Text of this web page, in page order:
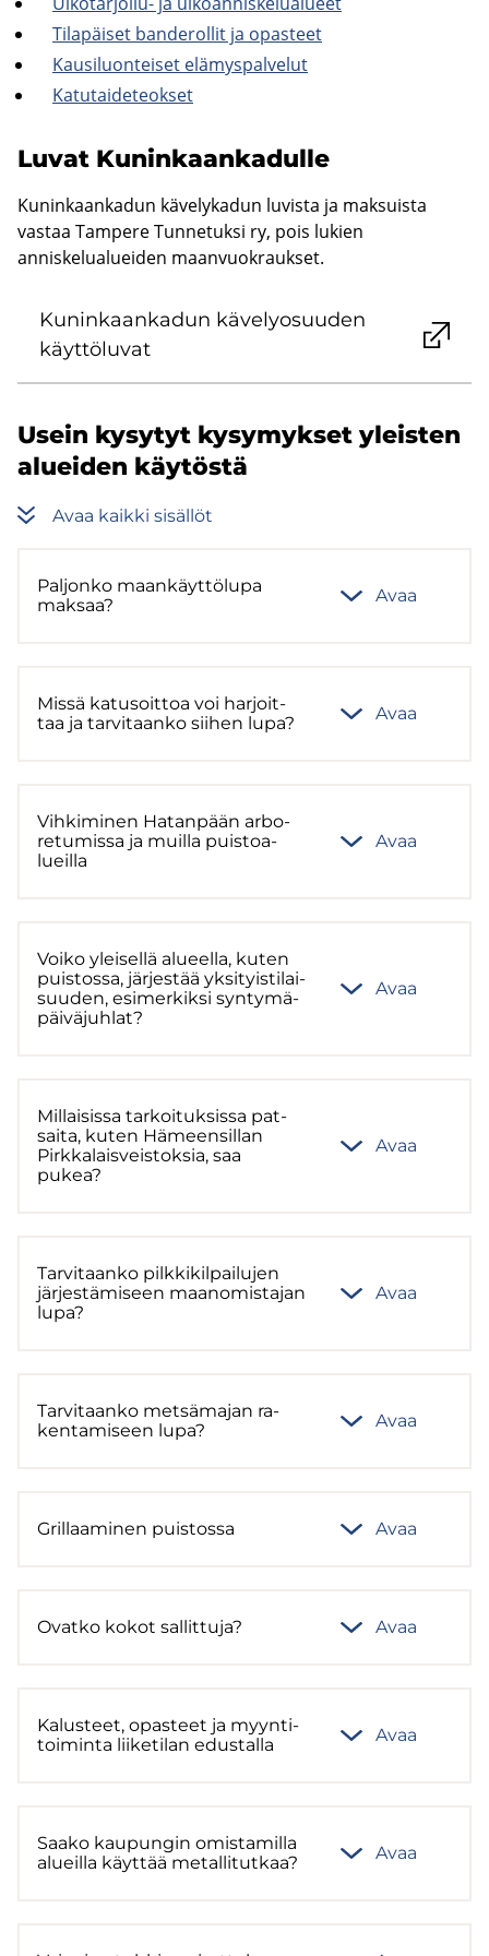
Ti­la­päi­set ban­de­rol­lit ja opas­teet
Kausi­luon­tei­set elä­mys­pal­ve­lut
Ka­tu­tai­de­teok­set
Luvat Ku­nin­kaan­ka­dul­le
Kuninkaankadun kävelykadun luvista ja maksuista
vastaa Tampere Tunnetuksi ry, pois lukien
anniskelualueiden maanvuokraukset.
Ku­nin­kaan­ka­dun kä­ve­ly­osuu­den
käyt­tö­lu­vat
Usein ky­sy­tyt ky­sy­myk­set yleis­ten
aluei­den käy­tös­tä
Avaa kaik­ki si­säl­löt
Pal­jon­ko maan­käyt­tö­lu­pa
mak­saa?
Avaa
Missä ka­tusoit­toa voi har­joit­
taa ja tar­vi­taan­ko sii­hen lupa?
Avaa
Vih­ki­mi­nen Ha­tan­pään ar­bo­
re­tu­mis­sa ja muil­la puis­toa­
lueil­la
Avaa
Voiko ylei­sel­lä alu­eel­la, kuten
puis­tos­sa, jär­jes­tää yk­si­tyis­ti­lai­
suu­den, esi­mer­kik­si syn­ty­mä­
päi­vä­juh­lat?
Avaa
Mil­lai­sis­sa tar­koi­tuk­sis­sa pat­
sai­ta, kuten Hä­meen­sil­lan
Pirk­ka­lais­veis­tok­sia, saa
pukea?
Avaa
Tar­vi­taan­ko pilk­ki­kil­pai­lu­jen
jär­jes­tä­mi­seen maa­no­mis­ta­jan
lupa?
Avaa
Tar­vi­taan­ko met­sä­ma­jan ra­
ken­ta­mi­seen lupa?
Avaa
Gril­laa­mi­nen puis­tos­sa Avaa
Ovat­ko kokot sal­lit­tu­ja? Avaa
Ka­lus­teet, opas­teet ja myyn­ti­
toi­min­ta lii­ke­ti­lan edus­tal­la
Avaa
Saako kau­pun­gin omis­ta­mil­la
alueil­la käyt­tää me­tal­li­tut­kaa?
Avaa